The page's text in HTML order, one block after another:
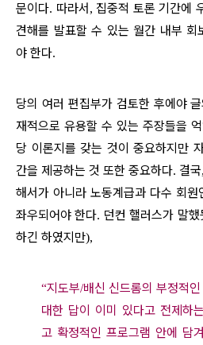
문이다. 따라서, 집중적 토론 기간에
견해를 발표할 수 있는 월간 내부 회
야 한다.
당의 여러 편집부가 검토한 후에야
재적으로 유용할 수 있는 주장들을
당 이론지를 갖는 것이 중요하지만
간을 제공하는 것 또한 중요하다. 결국,
해서가 아니라 노동계급과 다수 회원
좌우되어야 한다. 던컨 핼러스가 말했
하긴 하였지만),
“지도부/배신 신드롬의 부정적
대한 답이 이미 있다고 전제하
고 확정적인 프로그램 안에 담